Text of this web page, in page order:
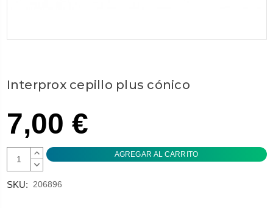
Interprox cepillo plus cónico
7,00 €
AUMENTAR
CANTIDAD:
DISMINUIR
SKU: 206896